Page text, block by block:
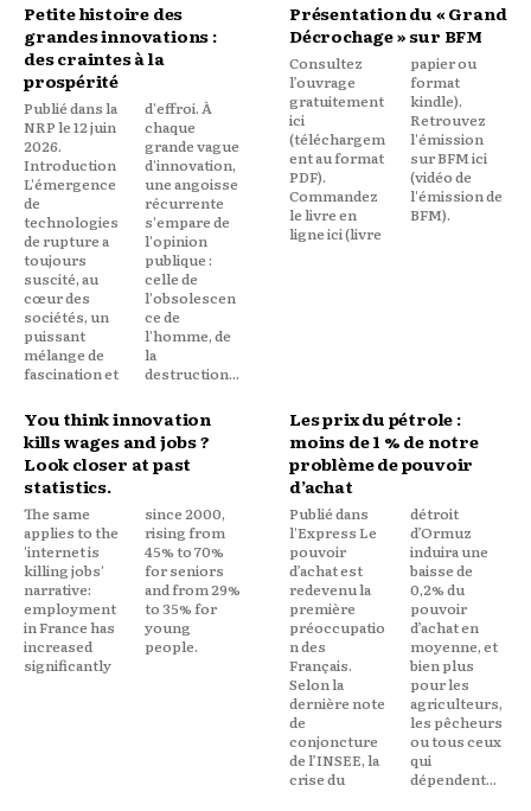
Petite histoire des
grandes innovations :
des craintes à la
prospérité
Publié dans la
NRP le 12 juin
2026.
Introduction
L'émergence
de
technologies
de rupture a
toujours
suscité, au
cœur des
sociétés, un
puissant
mélange de
fascination et
d'effroi. À
chaque
grande vague
d'innovation,
une angoisse
récurrente
s'empare de
l'opinion
publique :
celle de
l'obsolescen
ce de
l'homme, de
la
destruction...
Présentation du « Grand
Décrochage » sur BFM
Consultez
l’ouvrage
gratuitement
ici
(téléchargem
ent au format
PDF).
Commandez
le livre en
ligne ici (livre
papier ou
format
kindle).
Retrouvez
l'émission
sur BFM ici
(vidéo de
l'émission de
BFM).
You think innovation
kills wages and jobs ?
Look closer at past
statistics.
The same
applies to the
'internet is
killing jobs'
narrative:
employment
in France has
increased
significantly
since 2000,
rising from
45% to 70%
for seniors
and from 29%
to 35% for
young
people.
Les prix du pétrole :
moins de 1 % de notre
problème de pouvoir
d’achat
Publié dans
l'Express Le
pouvoir
d’achat est
redevenu la
première
préoccupatio
n des
Français.
Selon la
dernière note
de
conjoncture
de l’INSEE, la
crise du
détroit
d’Ormuz
induira une
baisse de
0,2% du
pouvoir
d’achat en
moyenne, et
bien plus
pour les
agriculteurs,
les pêcheurs
ou tous ceux
qui
dépendent...